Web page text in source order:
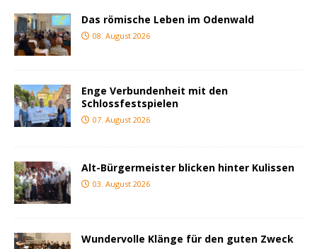
Das römische Leben im Odenwald
08. August 2026
Enge Verbundenheit mit den
Schlossfestspielen
07. August 2026
Alt-Bürgermeister blicken hinter Kulissen
03. August 2026
Wundervolle Klänge für den guten Zweck